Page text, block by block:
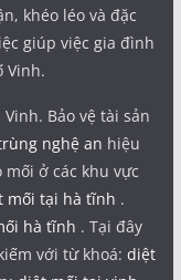
khéo léo và đặc
giúp việc gia đình
Vinh.
Bảo vệ tài sản
nghệ an hiệu
ở các khu vực
mối tại hà tĩnh .
hà tĩnh . Tại đây
với từ khoá: diệt